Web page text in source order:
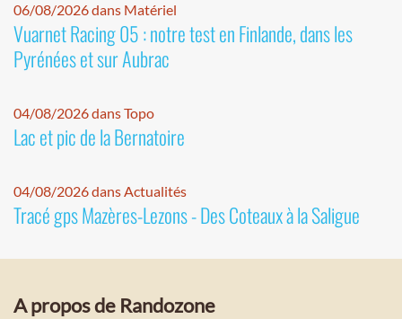
06/08/2026 dans Matériel
Vuarnet Racing 05 : notre test en Finlande, dans les
Pyrénées et sur Aubrac
04/08/2026 dans Topo
Lac et pic de la Bernatoire
04/08/2026 dans Actualités
Tracé gps Mazères-Lezons - Des Coteaux à la Saligue
A propos de Randozone